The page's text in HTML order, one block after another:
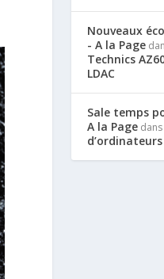
Nouveaux
- A la Page
Technics
LDAC
Sale temps
A la Page dans